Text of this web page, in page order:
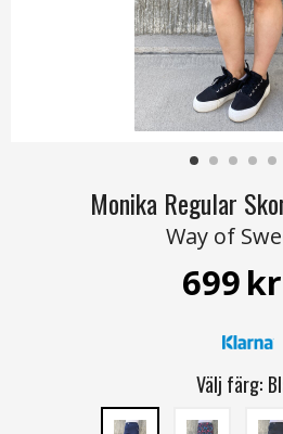
Monika Regular
Way of
699kr
Välj färg: